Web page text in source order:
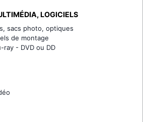
LOGICIELS
sacs photo, optiques
de montage
ray - DVD ou DD